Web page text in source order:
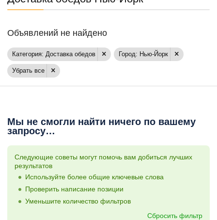
Объявлений не найдено
Категория: Доставка обедов Город: Нью-Йорк
Убрать все
Мы не смогли найти ничего по вашему
запросу…
Следующие советы могут помочь вам добиться лучших
результатов
Используйте более общие ключевые слова
Проверить написание позиции
Уменьшите количество фильтров
Сбросить фильтр